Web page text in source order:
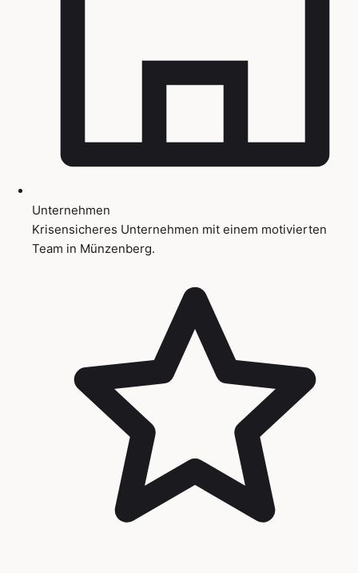
Unternehmen
Krisensicheres Unternehmen mit einem motivierten
Team in Münzenberg.